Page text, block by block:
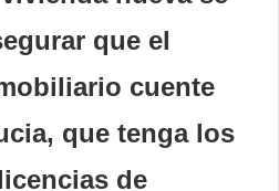
que el
cuente
que tenga los
de